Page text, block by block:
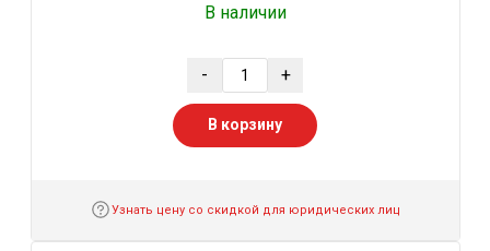
В наличии
- +
В корзину
Узнать цену со скидкой для юридических лиц